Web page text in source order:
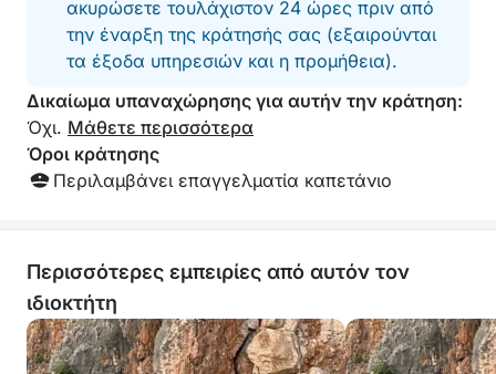
ακυρώσετε τουλάχιστον 24 ώρες πριν από
την έναρξη της κράτησής σας (εξαιρούνται
τα έξοδα υπηρεσιών και η προμήθεια).
Δικαίωμα υπαναχώρησης για αυτήν την κράτηση:
Όχι. Μάθετε περισσότερα
Όροι κράτησης
Περιλαμβάνει επαγγελματία καπετάνιο
Περισσότερες εμπειρίες από αυτόν τον
ιδιοκτήτη